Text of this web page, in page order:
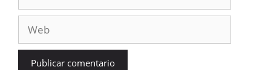
electrónico